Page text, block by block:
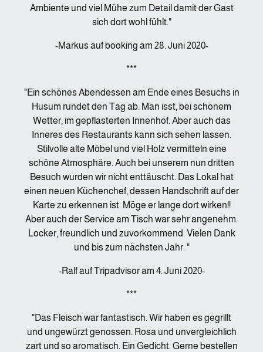
Ambiente und viel Mühe zum Detail damit der Gast
sich dort wohl fühlt."
-Markus auf booking am 28. Juni 2020-
***
"Ein schönes Abendessen am Ende eines Besuchs in
Husum rundet den Tag ab. Man isst, bei schönem
Wetter, im gepflasterten Innenhof. Aber auch das
Inneres des Restaurants kann sich sehen lassen.
Stilvolle alte Möbel und viel Holz vermitteln eine
schöne Atmosphäre. Auch bei unserem nun dritten
Besuch wurden wir nicht enttäuscht. Das Lokal hat
einen neuen Küchenchef, dessen Handschrift auf der
Karte zu erkennen ist. Möge er lange dort wirken!!
Aber auch der Service am Tisch war sehr angenehm.
Locker, freundlich und zuvorkommend. Vielen Dank
und bis zum nächsten Jahr. "
-Ralf auf Tripadvisor am 4. Juni 2020-
***
"Das Fleisch war fantastisch. Wir haben es gegrillt
und ungewürzt genossen. Rosa und unvergleichlich
zart und so aromatisch. Ein Gedicht. Gerne bestellen